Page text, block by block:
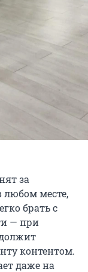
за
любом месте,
брать с
— при
контентом.
даже на